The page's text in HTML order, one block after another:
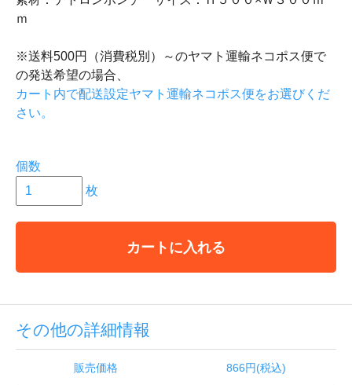
ｍ
※送料500円（消費税別）～のヤマト運輸ネコポス便で
の発送希望の場合、
カート内で配送設定ヤマト運輸ネコポス便をお選びくだ
さい。
個数
枚
カートに入れる
その他の詳細情報
販売価格 866円(税込)